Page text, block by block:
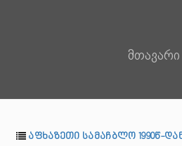
მთავარი
აფხაზეთი სამაჩბლო 1990წ-